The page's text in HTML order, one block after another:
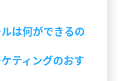
は何ができるの
ティングのおす